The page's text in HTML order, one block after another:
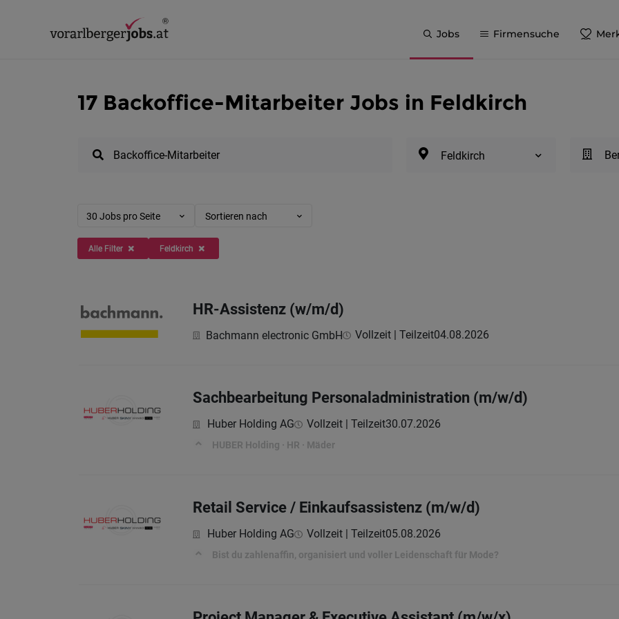
Jobs Firmensuche
17 Backoffice-Mitarbeiter Jobs in Feldkirch
Feldkirch
30 Jobs pro Seite Sortieren nach
Alle Filter Feldkirch
HR-Assistenz (w/m/d)
Bachmann electronic GmbH Vollzeit | Teilzeit04.08.2026
Sachbearbeitung Personaladministration (m/w/d)
Huber Holding AG Vollzeit | Teilzeit30.07.2026
HUBER Holding · HR · Mäder
Retail Service / Einkaufsassistenz (m/w/d)
Huber Holding AG Vollzeit | Teilzeit05.08.2026
Bist du zahlenaffin, organisiert und voller Leidenschaft für Mode?